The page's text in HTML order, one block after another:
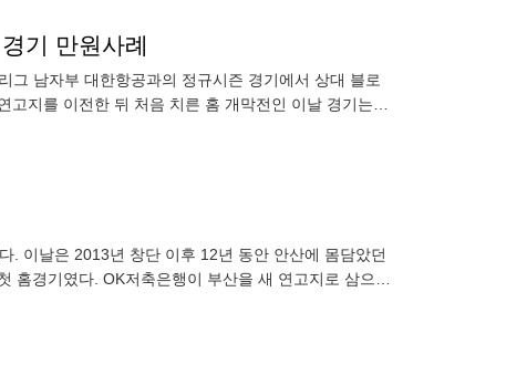
기 만원사례
그 남자부 대한항공과의 정규시즌 경기에서 상대 블로
고지를 이전한 뒤 처음 치른 홈 개막전인 이날 경기는
. 이날은 2013년 창단 이후 12년 동안 안산에 몸담았던
경기였다. OK저축은행이 부산을 새 연고지로 삼으면